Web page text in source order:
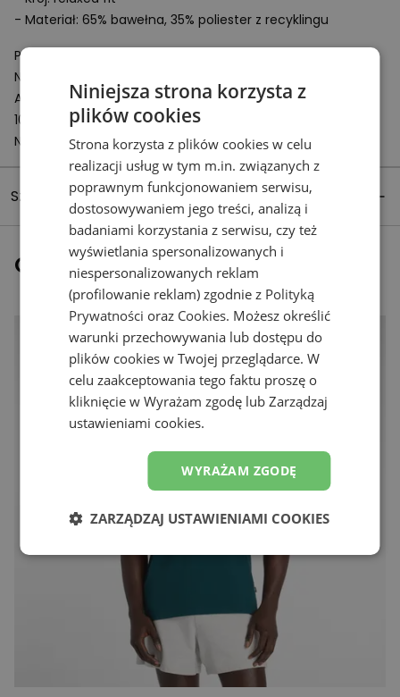
- Materiał: 65% bawełna, 35% poliester z recyklingu
Podmiot odpowiedzialny:
New Balance Europe BV
A-Factorij, Pilotenstraat 35 – 45
1059 CH Amsterdam
Netherlands
Szczegóły produktu
Ostatnio oglądane
Niniejsza strona korzysta z
plików cookies
Strona korzysta z plików cookies w celu
realizacji usług w tym m.in. związanych z
poprawnym funkcjonowaniem serwisu,
dostosowywaniem jego treści, analizą i
badaniami korzystania z serwisu, czy też
wyświetlania spersonalizowanych i
niespersonalizowanych reklam
(profilowanie reklam) zgodnie z Polityką
Prywatności oraz Cookies. Możesz określić
warunki przechowywania lub dostępu do
plików cookies w Twojej przeglądarce. W
celu zaakceptowania tego faktu proszę o
kliknięcie w Wyrażam zgodę lub Zarządzaj
ustawieniami cookies.
WYRAŻAM ZGODĘ
ZARZĄDZAJ USTAWIENIAMI COOKIES